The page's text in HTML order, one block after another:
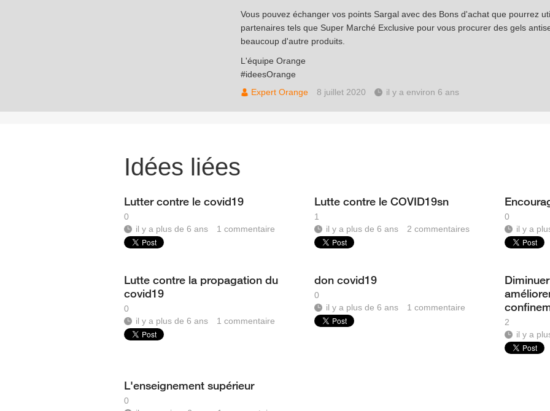
Vous pouvez échanger vos points Sargal avec des Bons d'achat que pourrez
partenaires tels que Super Marché Exclusive pour vous procurer des gels
beaucoup d'autre produits.
L'équipe Orange
#ideesOrange
Expert Orange
8 juillet 2020 il y a environ 6 ans
Idées liées
Lutter contre le covid19
0
il y a plus de 6 ans
1 commentaire
Lutte contre le COVID19sn
1
il y a plus de 6 ans
2commentaires
0
il y a
Lutte contre la propagation du
covid19
0
il y a plus de 6 ans
1 commentaire
don covid19
0
il y a plus de 6 ans
1commentaire
2
il y a
L'enseignement supérieur
0